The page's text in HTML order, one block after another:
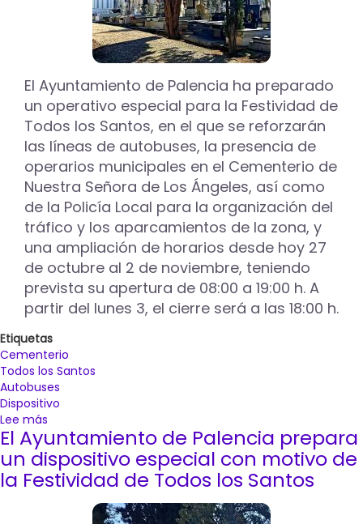
El Ayuntamiento de Palencia ha preparado
un operativo especial para la Festividad de
Todos los Santos, en el que se reforzarán
las líneas de autobuses, la presencia de
operarios municipales en el Cementerio de
Nuestra Señora de Los Ángeles, así como
de la Policía Local para la organización del
tráfico y los aparcamientos de la zona, y
una ampliación de horarios desde hoy 27
de octubre al 2 de noviembre, teniendo
prevista su apertura de 08:00 a 19:00 h. A
partir del lunes 3, el cierre será a las 18:00 h.
Etiquetas
Cementerio
Todos los Santos
Autobuses
Dispositivo
Lee más
El
Ayuntamiento
de
Palencia
El Ayuntamiento de Palencia prepara
un dispositivo especial con motivo de
la Festividad de Todos los Santos